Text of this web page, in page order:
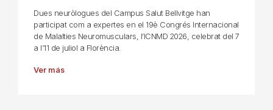
Dues neuròlogues del Campus Salut Bellvitge han
participat com a expertes en el 19è Congrés Internacional
de Malalties Neuromusculars, l’ICNMD 2026, celebrat del 7
a l’11 de juliol a Florència.
Ver más